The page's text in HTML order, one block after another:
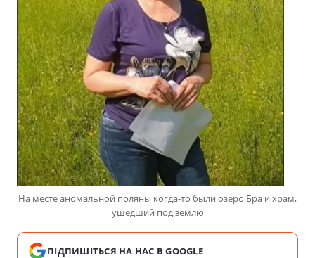
На месте аномальной поляны когда-то были озеро Бра и храм,
ушедший под землю
ПІДПИШІТЬСЯ НА НАС В GOOGLE